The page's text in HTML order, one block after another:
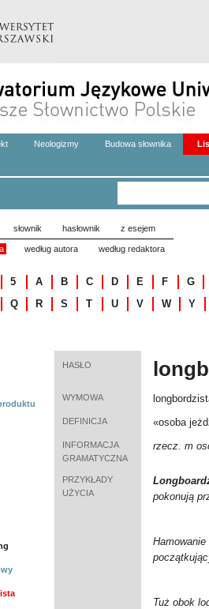
Neologizmy Budowa słownika
słownik hasłownik z esejem
według autora według redaktora
5 A B C D E F
G
Q R S T U V W Y
HASŁO
WYMOWA
DEFINICJA «osoba
INFORMACJA
GRAMATYCZNA
rzecz. m
PRZYKŁADY
UŻYCIA
pokonują
Tuż obok